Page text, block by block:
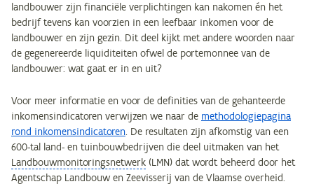
landbouwer zijn financiële verplichtingen kan nakomen én het
bedrijf tevens kan voorzien in een leefbaar inkomen voor de
landbouwer en zijn gezin. Dit deel kijkt met andere woorden naar
de gegenereerde liquiditeiten ofwel de portemonnee van de
landbouwer: wat gaat er in en uit?
Voor meer informatie en voor de definities van de gehanteerde
inkomensindicatoren verwijzen we naar de methodologiepagina
rond inkomensindicatoren. De resultaten zijn afkomstig van een
600-tal land- en tuinbouwbedrijven die deel uitmaken van het
Landbouwmonitoringsnetwerk (LMN) dat wordt beheerd door het
Agentschap Landbouw en Zeevisserij van de Vlaamse overheid.